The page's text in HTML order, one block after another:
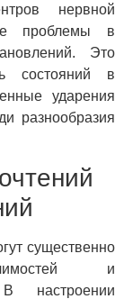
нервной
проблемы в
Это
состояний в
ударения
разнообразия
существенно
и
В настроении